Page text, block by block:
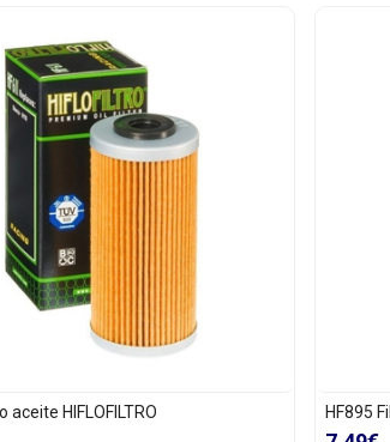
aceite HIFLOFILTRO HF895